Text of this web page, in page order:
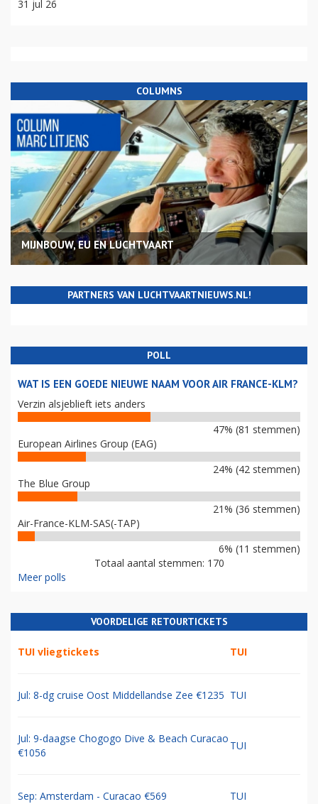
31 jul 26
COLUMNS
MIJNBOUW, EU EN LUCHTVAART
PARTNERS VAN LUCHTVAARTNIEUWS.NL!
POLL
WAT IS EEN GOEDE NIEUWE NAAM VOOR AIR FRANCE-KLM?
Verzin alsjeblieft iets anders
47% (81 stemmen)
European Airlines Group (EAG)
24% (42 stemmen)
The Blue Group
21% (36 stemmen)
Air-France-KLM-SAS(-TAP)
6% (11 stemmen)
Totaal aantal stemmen: 170
Meer polls
VOORDELIGE RETOURTICKETS
TUI vliegtickets TUI
Jul: 8-dg cruise Oost Middellandse Zee €1235 TUI
Jul: 9-daagse Chogogo Dive & Beach Curacao
€1056
TUI
Sep: Amsterdam - Curacao €569 TUI